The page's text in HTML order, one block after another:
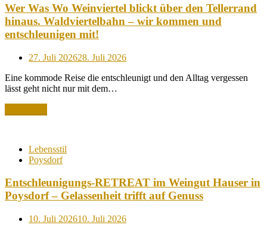
Wer Was Wo Weinviertel blickt über den Tellerrand
hinaus. Waldviertelbahn – wir kommen und
entschleunigen mit!
Posted
27. Juli 202628. Juli 2026
Eine kommode Reise die entschleunigt und den Alltag vergessen
lässt geht nicht nur mit dem…
Lebensstil
Poysdorf
Entschleunigungs-RETREAT im Weingut Hauser in
Poysdorf – Gelassenheit trifft auf Genuss
Posted
10. Juli 202610. Juli 2026